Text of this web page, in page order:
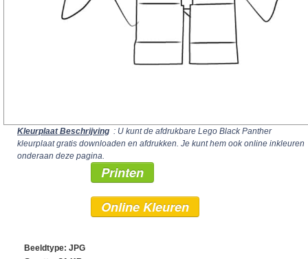
Kleurplaat Beschrijving : U kunt de afdrukbare Lego Black Panther
kleurplaat gratis downloaden en afdrukken. Je kunt hem ook online inkleuren
onderaan deze pagina.
Printen
Online Kleuren
Beeldtype: JPG